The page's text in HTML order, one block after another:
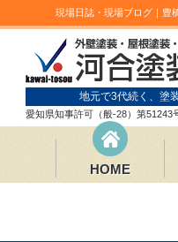
現場日誌・現場ブログ｜豊
地元で3代続く、塗
愛知県知事許可（般-28）第51243
HOME